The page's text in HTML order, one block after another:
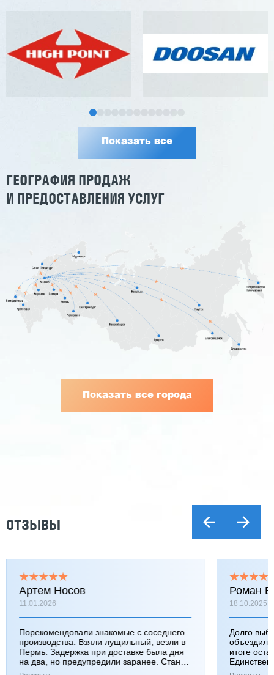
Показать все
ГЕОГРАФИЯ ПРОДАЖ
И ПРЕДОСТАВЛЕНИЯ УСЛУГ
Показать все города
ОТЗЫВЫ
Артем Носов
11.01.2026
Порекомендовали знакомые с соседнего
производства. Взяли лущильный, везли в
Пермь. Задержка при доставке была дня
на два, но предупредили заранее. Станок
работает хорошо, к качеству вопросов нет.
Роман
18.10.2025
Долго
итоге